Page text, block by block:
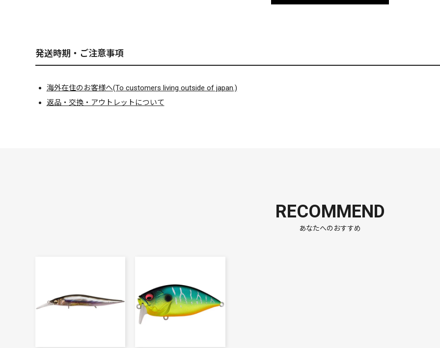
発送時期・ご注意事項
海外在住のお客様へ(To customers living outside of japan.)
返品・交換・アウトレットについて
RECOMMEND
あなたへのおすすめ